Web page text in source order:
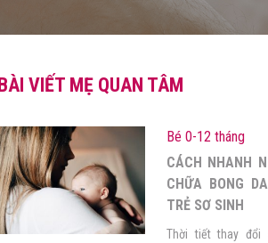
BÀI VIẾT MẸ QUAN TÂM
Bé 0-12 tháng
CÁCH NHANH
CHỮA BONG
TRẺ SƠ SINH
Thời tiết thay đổi